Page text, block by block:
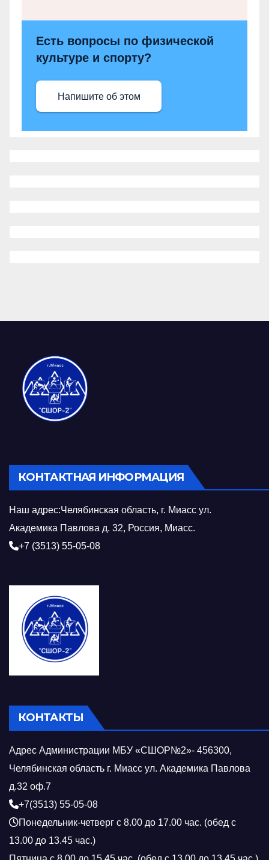
Есть вопросы по физической
культуре и спорту?
Напишите об этом
КОНТАКТНАЯ ИНФОРМАЦИЯ
Наш адрес:Челябинская область, г. Миасс ул.
Академика Павлова д. 32, Россия, Миасс.
+7 (3513) 55-05-08
КОНТАКТЫ
Адрес Администрации МБУ «СШОР№2»- 456300,
Челябинская область г. Миасс ул. Академика Павлова
д.32 оф.7
+7(3513) 55-05-08
Понедельник-четверг с 8.00 до 17.00 час. (обед с
13.00 до 13.45 час.)